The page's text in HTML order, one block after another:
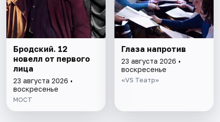
Бродский. 12
новелл от первого
лица
23 августа 2026 •
воскресенье
МОСТ
Глаза напротив
23 августа 2026 •
воскресенье
«VS Театр»